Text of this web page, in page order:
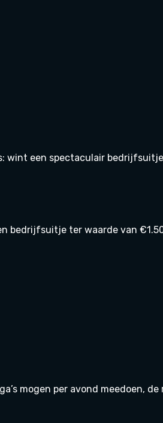
wint een spectaculair bedrijfsuitje
bedrijfsuitje ter waarde van
mogen per avond meedoen,